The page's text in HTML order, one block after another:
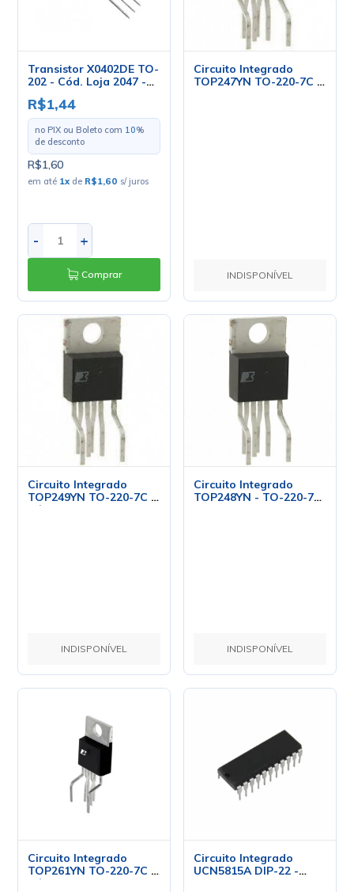
Transistor X0402DE TO-
202 - Cód. Loja 2047 -
ST
R$1,44
no PIX ou Boleto com 10%
de desconto
R$1,60
em até 1x de R$1,60 s/ juros
- +
Comprar
Circuito Integrado
TOP247YN TO-220-7C -
INDISPONÍVEL
Circuito Integrado
TOP249YN TO-220-7C -
Cód. Loja 3783 - Power
INDISPONÍVEL
Circuito Integrado
TOP248YN - TO-220-7C
INDISPONÍVEL
Circuito Integrado
TOP261YN TO-220-7C -
Cód. Loja 1171 - Power
Circuito Integrado
UCN5815A DIP-22 -